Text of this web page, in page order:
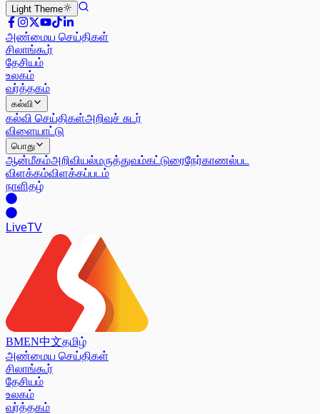
Light Theme
அண்மைய செய்திகள்
சிலாங்கூர்
தேசியம்
உலகம்
வர்த்தகம்
கல்வி
கல்வி செய்திகள்அறிவுச் சுடர்
விளையாட்டு
பொது
ஆன்மீகம்அறிவியல்மருத்துவம்கட்டுரைநேர்காணல்பட
விளக்கம்விளக்கப்படம்
நாளிதழ்
LiveTV
BMEN中文தமிழ்
அண்மைய செய்திகள்
சிலாங்கூர்
தேசியம்
உலகம்
வர்த்தகம்